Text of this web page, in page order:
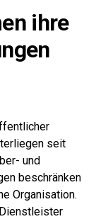
ihre
seit
und
beschränken
Organisation.